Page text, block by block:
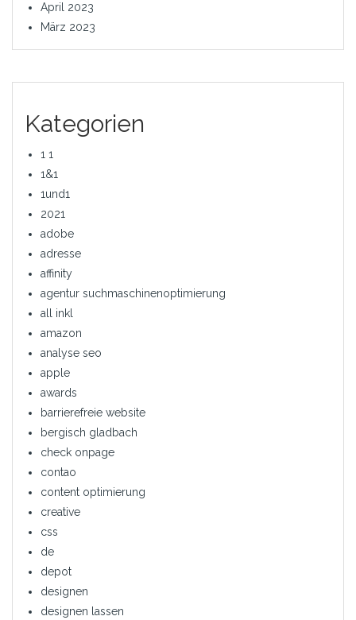
April 2023
März 2023
Kategorien
1 1
1&1
1und1
2021
adobe
adresse
affinity
agentur suchmaschinenoptimierung
all inkl
amazon
analyse seo
apple
awards
barrierefreie website
bergisch gladbach
check onpage
contao
content optimierung
creative
css
de
depot
designen
designen lassen